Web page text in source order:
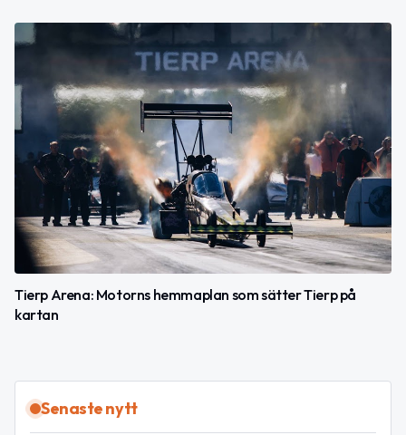
Tierp Arena: Motorns hemmaplan som sätter Tierp på
kartan
Senaste nytt